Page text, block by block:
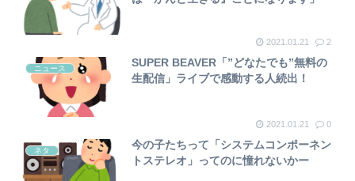
2021.01.21 2
ニュース
SUPER BEAVER「”どなたでも”無料の
生配信」ライブで感動する人続出！
2021.01.21 0
ネタ
今の子たちって「システムコンポーネン
トステレオ」ってのに憧れないかー